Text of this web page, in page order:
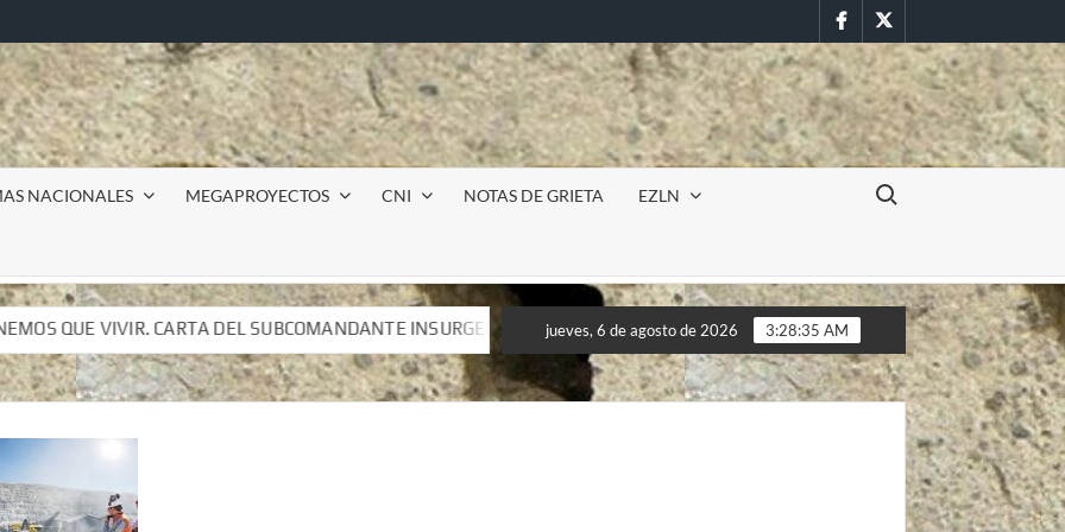
FacebookTwitter
NACIONALES MEGAPROYECTOS CNI NOTAS DE GRIETA EZLN
Buscar:
INSURGENTE MOISÉS A LUIS DE TAVIRA
Incursión militar en la UAEM (Morelos) durante paro
INSURGENTE MOISÉS A LUIS DE TAVIRA
Incursión militar en la UAEM (Morelos) durante paro
jueves, 6 de agosto de 2026 3:28:37 AM